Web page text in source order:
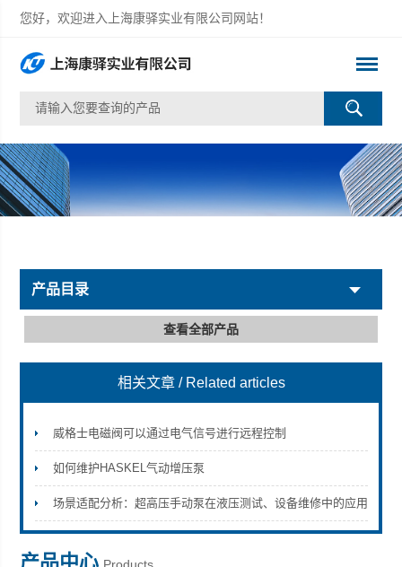
您好，欢迎进入上海康驿实业有限公司网站！
上海康驿实业有限公司
产品目录
查看全部产品
相关文章 / Related articles
威格士电磁阀可以通过电气信号进行远程控制
如何维护HASKEL气动增压泵
场景适配分析：超高压手动泵在液压测试、设备维修中的应用
产品中心